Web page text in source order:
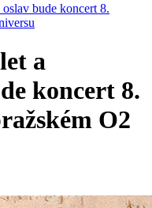
bude koncert 8.
a
koncert 8.
O2